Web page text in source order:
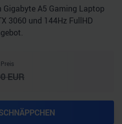
Gigabyte A5 Gaming Laptop
3060 und 144Hz FullHD
EUR